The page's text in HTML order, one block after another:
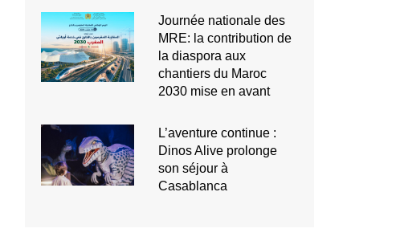
Journée nationale des
MRE: la contribution de
la diaspora aux
chantiers du Maroc
2030 mise en avant
L’aventure continue :
Dinos Alive prolonge
son séjour à
Casablanca